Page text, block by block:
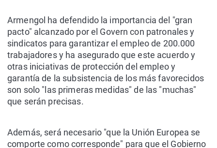
Armengol ha defendido la importancia del "gran
pacto" alcanzado por el Govern con patronales y
sindicatos para garantizar el empleo de 200.000
trabajadores y ha asegurado que este acuerdo y
otras iniciativas de protección del empleo y
garantía de la subsistencia de los más favorecidos
son solo "las primeras medidas" de las "muchas"
que serán precisas.
Además, será necesario "que la Unión Europea se
comporte como corresponde" para que el Gobierno